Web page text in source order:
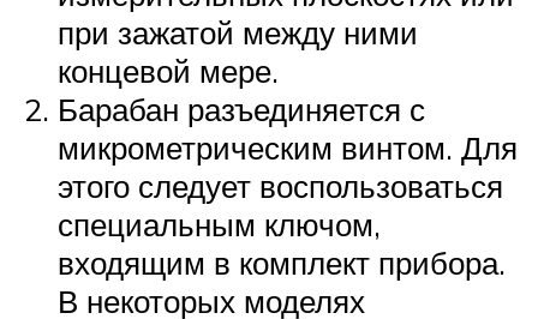
при зажатой между ними
концевой мере.
Барабан разъединяется с
микрометрическим винтом. Для
этого следует воспользоваться
специальным ключом,
входящим в комплект прибора.
В некоторых моделях